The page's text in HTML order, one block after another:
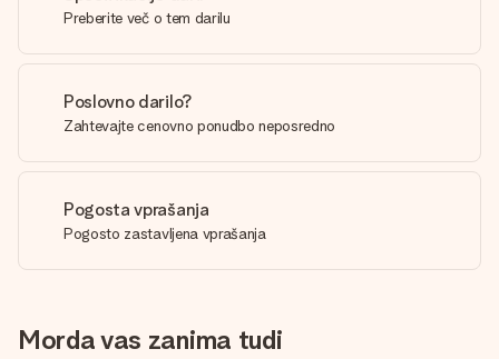
Preberite več o tem darilu
Poslovno darilo?
Zahtevajte cenovno ponudbo neposredno
Pogosta vprašanja
Pogosto zastavljena vprašanja
Morda vas zanima tudi